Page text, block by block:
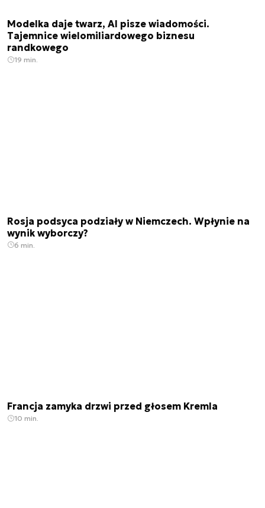
Modelka daje twarz, AI pisze wiadomości.
Tajemnice wielomiliardowego biznesu
randkowego
19 min.
Rosja podsyca podziały w Niemczech. Wpłynie na
wynik wyborczy?
6 min.
Francja zamyka drzwi przed głosem Kremla
10 min.